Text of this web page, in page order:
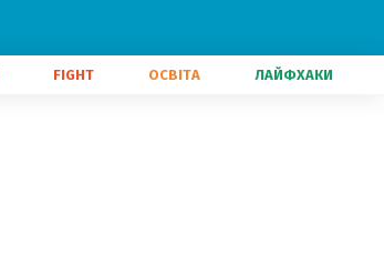
FIGHT ОСВІТА ЛАЙФХАКИ